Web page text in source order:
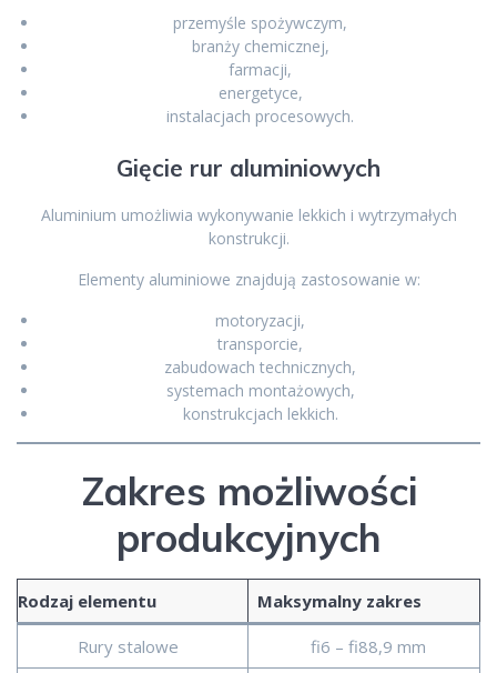
przemyśle spożywczym,
branży chemicznej,
farmacji,
energetyce,
instalacjach procesowych.
Gięcie rur aluminiowych
Aluminium umożliwia wykonywanie lekkich i wytrzymałych
konstrukcji.
Elementy aluminiowe znajdują zastosowanie w:
motoryzacji,
transporcie,
zabudowach technicznych,
systemach montażowych,
konstrukcjach lekkich.
Zakres możliwości
produkcyjnych
Rodzaj elementu Maksymalny zakres
Rury stalowe fi6 – fi88,9 mm